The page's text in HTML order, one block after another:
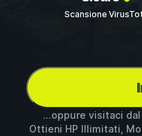
Scansione
...oppure visitaci
Ottieni HP Illimitati,